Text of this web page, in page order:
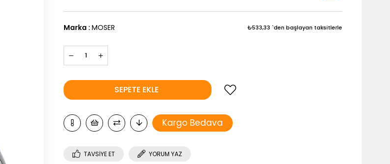
Marka : MOSER ₺533,33 `den başlayan taksitlerle
Kargo Bedava
TAVSIYE ET YORUM YAZ